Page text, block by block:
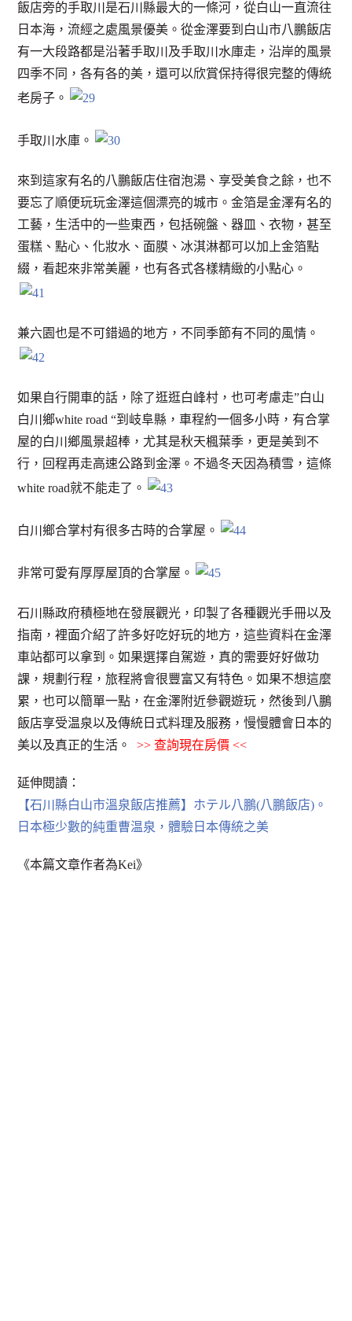
飯店旁的手取川是石川縣最大的一條河，從白山一直流往
日本海，流經之處風景優美。從金澤要到白山市八鵬飯店
有一大段路都是沿著手取川及手取川水庫走，沿岸的風景
四季不同，各有各的美，還可以欣賞保持得很完整的傳統
老房子。
手取川水庫。
來到這家有名的八鵬飯店住宿泡湯、享受美食之餘，也不
要忘了順便玩玩金澤這個漂亮的城市。金箔是金澤有名的
工藝，生活中的一些東西，包括碗盤、器皿、衣物，甚至
蛋糕、點心、化妝水、面膜、冰淇淋都可以加上金箔點
綴，看起來非常美麗，也有各式各樣精緻的小點心。
兼六園也是不可錯過的地方，不同季節有不同的風情。
如果自行開車的話，除了逛逛白峰村，也可考慮走”白山
白川鄉white road “到岐阜縣，車程約一個多小時，有合掌
屋的白川鄉風景超棒，尤其是秋天楓葉季，更是美到不
行，回程再走高速公路到金澤。不過冬天因為積雪，這條
white road就不能走了。
白川鄉合掌村有很多古時的合掌屋。
非常可愛有厚厚屋頂的合掌屋。
石川縣政府積極地在發展觀光，印製了各種觀光手冊以及
指南，裡面介紹了許多好吃好玩的地方，這些資料在金澤
車站都可以拿到。如果選擇自駕遊，真的需要好好做功
課，規劃行程，旅程將會很豐富又有特色。如果不想這麼
累，也可以簡單一點，在金澤附近參觀遊玩，然後到八鵬
飯店享受温泉以及傳統日式料理及服務，慢慢體會日本的
美以及真正的生活。>> 查詢現在房價 <<
延伸閱讀：
【石川縣白山市溫泉飯店推薦】ホテル八鵬(八鵬飯店)。
日本極少數的純重曹温泉，體驗日本傳統之美
《本篇文章作者為Kei》